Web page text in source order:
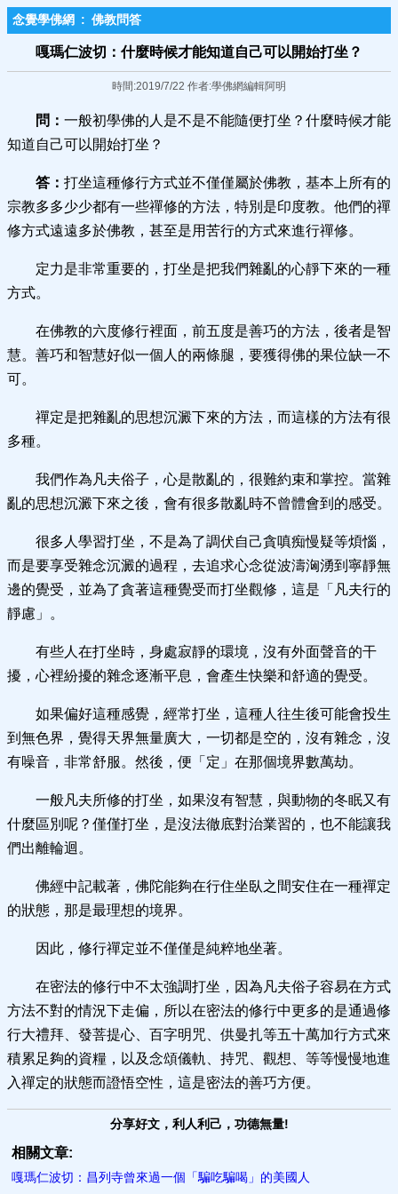
念覺學佛網 : 佛教問答
嘎瑪仁波切：什麼時候才能知道自己可以開始打坐？
時間:2019/7/22 作者:學佛網編輯阿明
問： 一般初學佛的人是不是不能隨便打坐？什麼時候才能
知道自己可以開始打坐？
答： 打坐這種修行方式並不僅僅屬於佛教，基本上所有的
宗教多多少少都有一些禪修的方法，特別是印度教。他們的禪
修方式遠遠多於佛教，甚至是用苦行的方式來進行禪修。
定力是非常重要的，打坐是把我們雜亂的心靜下來的一種
方式。
在佛教的六度修行裡面，前五度是善巧的方法，後者是智
慧。善巧和智慧好似一個人的兩條腿，要獲得佛的果位缺一不
可。
禪定是把雜亂的思想沉澱下來的方法，而這樣的方法有很
多種。
我們作為凡夫俗子，心是散亂的，很難約束和掌控。當雜
亂的思想沉澱下來之後，會有很多散亂時不曾體會到的感受。
很多人學習打坐，不是為了調伏自己貪嗔痴慢疑等煩惱，
而是要享受雜念沉澱的過程，去追求心念從波濤洶湧到寧靜無
邊的覺受，並為了貪著這種覺受而打坐觀修，這是「凡夫行的
靜慮」。
有些人在打坐時，身處寂靜的環境，沒有外面聲音的干
擾，心裡紛擾的雜念逐漸平息，會產生快樂和舒適的覺受。
如果偏好這種感覺，經常打坐，這種人往生後可能會投生
到無色界，覺得天界無量廣大，一切都是空的，沒有雜念，沒
有噪音，非常舒服。然後，便「定」在那個境界數萬劫。
一般凡夫所修的打坐，如果沒有智慧，與動物的冬眠又有
什麼區別呢？僅僅打坐，是沒法徹底對治業習的，也不能讓我
們出離輪迴。
佛經中記載著，佛陀能夠在行住坐臥之間安住在一種禪定
的狀態，那是最理想的境界。
因此，修行禪定並不僅僅是純粹地坐著。
在密法的修行中不太強調打坐，因為凡夫俗子容易在方式
方法不對的情況下走偏，所以在密法的修行中更多的是通過修
行大禮拜、發菩提心、百字明咒、供曼扎等五十萬加行方式來
積累足夠的資糧，以及念頌儀軌、持咒、觀想、等等慢慢地進
入禪定的狀態而證悟空性，這是密法的善巧方便。
分享好文，利人利己，功德無量!
相關文章:
嘎瑪仁波切：昌列寺曾來過一個「騙吃騙喝」的美國人